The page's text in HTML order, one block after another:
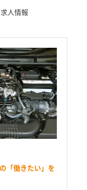
人情報
「働きたい」を